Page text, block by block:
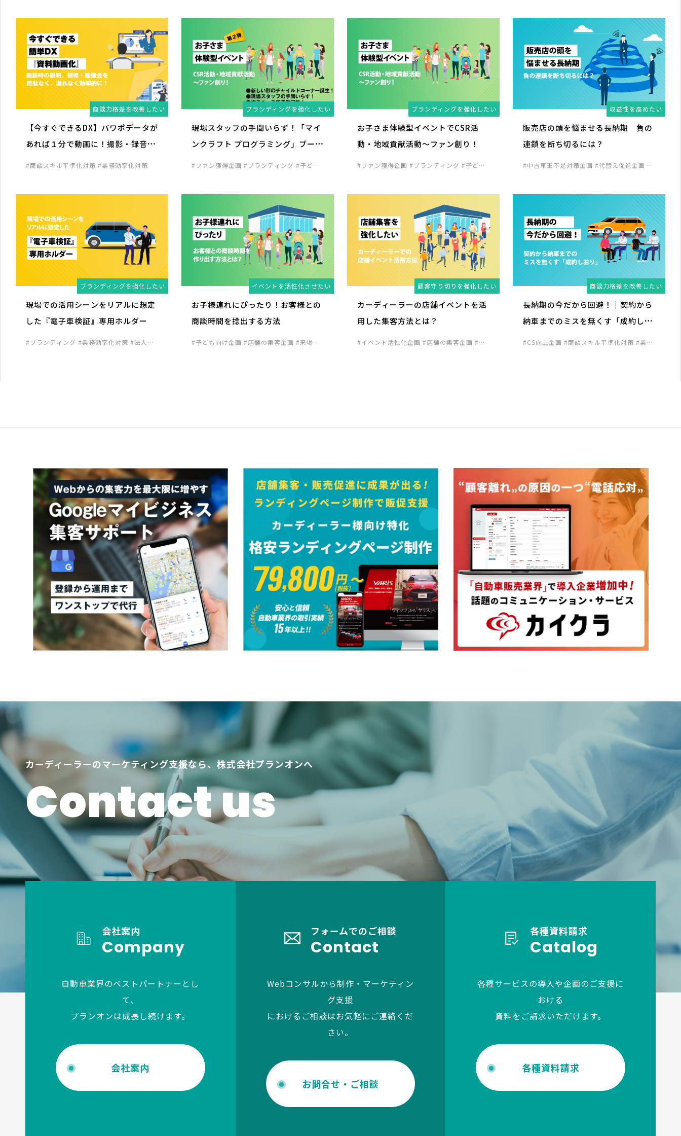
商談力格差を改善したい
【今すぐできるDX】パワポデータが
あれば１分で動画に！撮影・録音、
必要なし！
#商談スキル平準化対策 #業務効率化対策
ブランディングを強化したい
現場スタッフの手間いらず！「マイ
ンクラフト プログラミング」ブース
化で集客力UP！
#ファン獲得企画 #ブランディング #子ども
ブランディングを強化したい
お子さま体験型イベントでCSR活
動・地域貢献活動～ファン創り！
#ファン獲得企画 #ブランディング #子ども
収益性を高めたい
販売店の頭を悩ませる長納期 負の
連鎖を断ち切るには？
#中古車玉不足対策企画 #代替え促進企画 #
ブランディングを強化したい
現場での活用シーンをリアルに想定
した『電子車検証』専用ホルダー
#ブランディング #業務効率化対策 #法人向
イベントを活性化させたい
お子様連れにぴったり！お客様との
商談時間を捻出する方法
#子ども向け企画 #店舗の集客企画 #来場促
顧客守り切りを強化したい
カーディーラーの店舗イベントを活
用した集客方法とは？
#イベント活性化企画 #店舗の集客企画 #来
商談力格差を改善したい
長納期の今だから回避！｜契約から
納車までのミスを無くす「成約しお
#CS向上企画 #商談スキル平準化対策 #業務
カーディーラーのマーケティング支援なら、株式会社プランオンへ
Contact us
会社案内
Company
自動車業界のベストパートナーとし
て、
プランオンは成長し続けます。
会社案内
フォームでのご相談
Contact
Webコンサルから制作・マーケティン
グ支援
におけるご相談はお気軽にご連絡くだ
さい。
お問合せ・ご相談
各種資料請求
Catalog
各種サービスの導入や企画のご支援に
おける
資料をご請求いただけます。
各種資料請求